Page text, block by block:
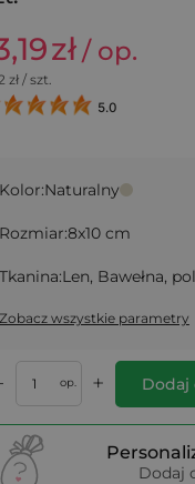
zł/ op.
zł / szt.
5.0
Kolor:Naturalny
Rozmiar:8x10 cm
Tkanina:Len, Bawełna,
Zobacz wszystkie parametry
op. + Dodaj
Dodaj